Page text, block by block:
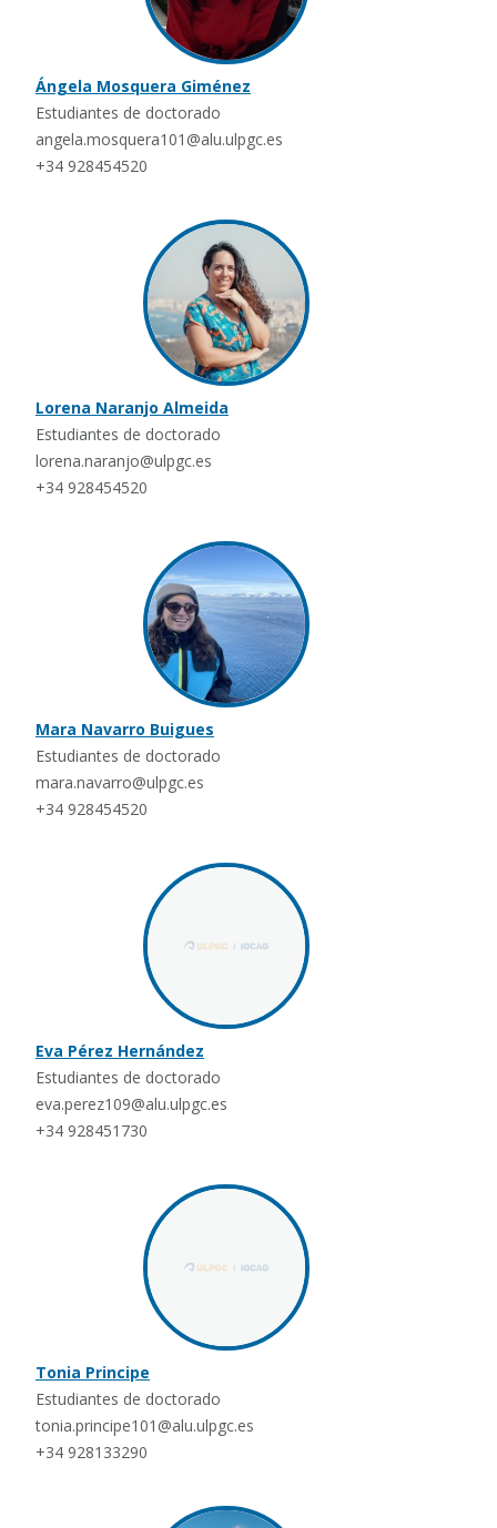
Ángela Mosquera Giménez
Estudiantes de doctorado
angela.mosquera101@alu.ulpgc.es
+34 928454520
Lorena Naranjo Almeida
Estudiantes de doctorado
lorena.naranjo@ulpgc.es
+34 928454520
Mara Navarro Buigues
Estudiantes de doctorado
mara.navarro@ulpgc.es
+34 928454520
Eva Pérez Hernández
Estudiantes de doctorado
eva.perez109@alu.ulpgc.es
+34 928451730
Tonia Principe
Estudiantes de doctorado
tonia.principe101@alu.ulpgc.es
+34 928133290